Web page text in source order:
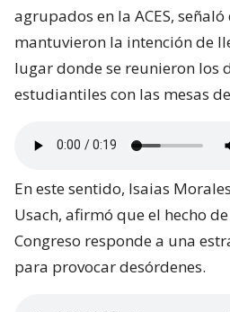
agrupados en la ACES,
mantuvieron la intención de
lugar donde se reunieron los
estudiantiles con las mesas
En este sentido, Isaias
Usach, afirmó que el hecho
Congreso responde a una
para provocar desórdenes.